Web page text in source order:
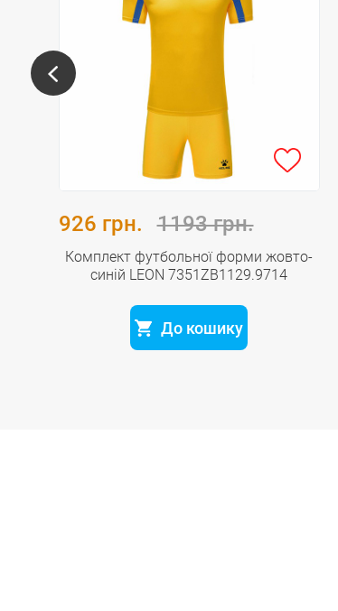
926 грн. 1193 грн.
Комплект футбольної форми жовто-
синій LEON 7351ZB1129.9714
До кошику